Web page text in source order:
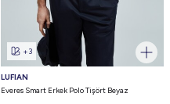
+3
LUFIAN
Everes Smart Erkek Polo Tişört Beyaz